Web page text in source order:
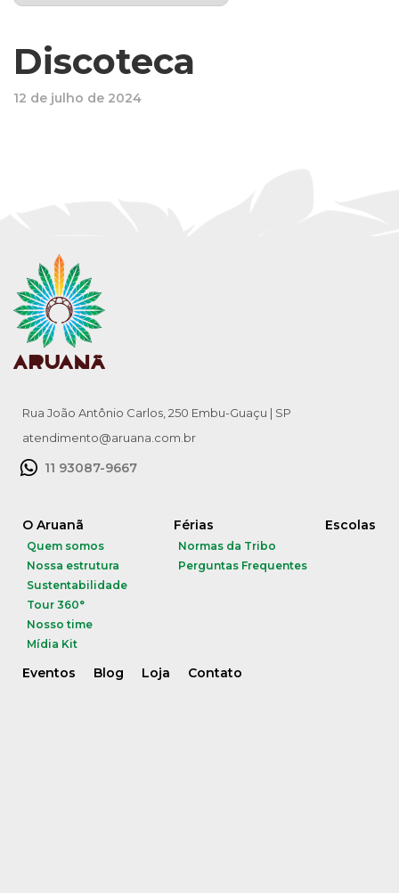
Discoteca
12 de julho de 2024
Rua João Antônio Carlos, 250 Embu-Guaçu | SP
atendimento@aruana.com.br
11 93087-9667
O Aruanã
Quem somos
Nossa estrutura
Sustentabilidade
Tour 360°
Nosso time
Mídia Kit
Férias
Normas da Tribo
Perguntas Frequentes
Escolas
Eventos Blog Loja Contato